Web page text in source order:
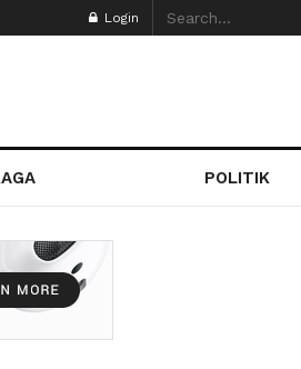
Login
POLITIK